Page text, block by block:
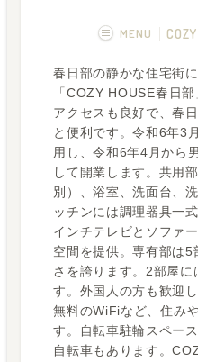
MENU
概要
空室状況
春日部の静かな住宅街
「COZY HOUSE春日
アクセスも良好で、春
と便利です。令和6年3
用し、令和6年4月から
して開業します。共用
別）、浴室、洗面台、
ッチンには調理器具一
インチテレビとソファ
空間を提供。専有部は
さを誇ります。2部屋に
す。外国人の方も歓迎
無料のWiFiなど、住み
す。自転車駐輪スペー
自転車もあります。